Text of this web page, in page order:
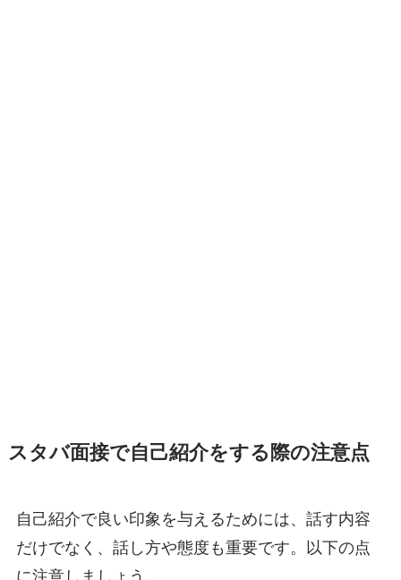
スタバ面接で自己紹介をする際の注意点
自己紹介で良い印象を与えるためには、話す内容
だけでなく、話し方や態度も重要です。以下の点
に注意しましょう。